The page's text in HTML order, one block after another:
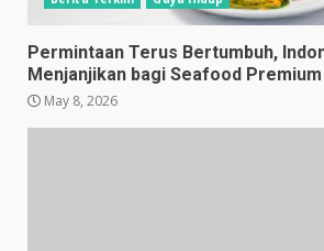
Permintaan Terus Bertumbuh,
Menjanjikan bagi Seafood
May 8, 2026